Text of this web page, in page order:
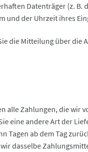
Datenträger (z.
und der Uhrzeit ihres
die Mitteilung über
alle Zahlungen, die
eine andere Art der
Tagen ab dem Tag
dasselbe